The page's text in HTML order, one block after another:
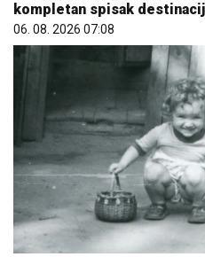
kompletan spisak
06. 08. 2026 07:08